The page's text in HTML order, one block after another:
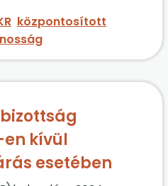
van a
adatainak
a
történik,
eljárás második
kerül
központosított
en kívül
esetében